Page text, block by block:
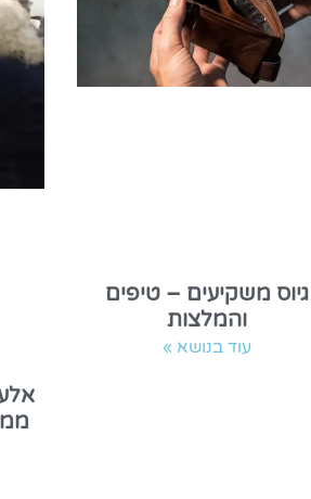
גיוס משקיעים – טיפים
והמלצות
עוד בנושא »